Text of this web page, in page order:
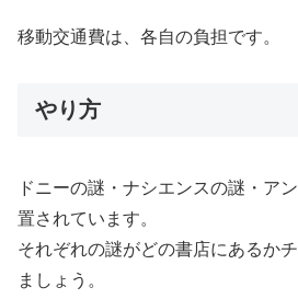
移動交通費は、各自の負担です。
やり方
ドニーの謎・ナシエンスの謎・ア
置されています。
それぞれの謎がどの書店にあるか
ましょう。